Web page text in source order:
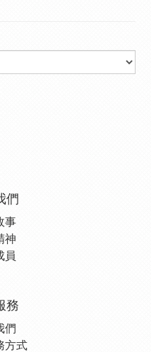
們
事
神
員
務
們
方式